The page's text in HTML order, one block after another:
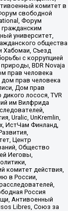
комитет в
свободной
Форум
университет,
общества
Хабомаи, Съезд
с коррупцией
BDR Novaja
прав человека
прав человека
Дом прав
лосося, TVR
им Вилфрида
Uralic, UnKremlin,
ИстЧам Финланд,
Центр
Общество
Иеговы,
комитет действия,
в России,
Россия
Антивоенный
Libres, Союз за